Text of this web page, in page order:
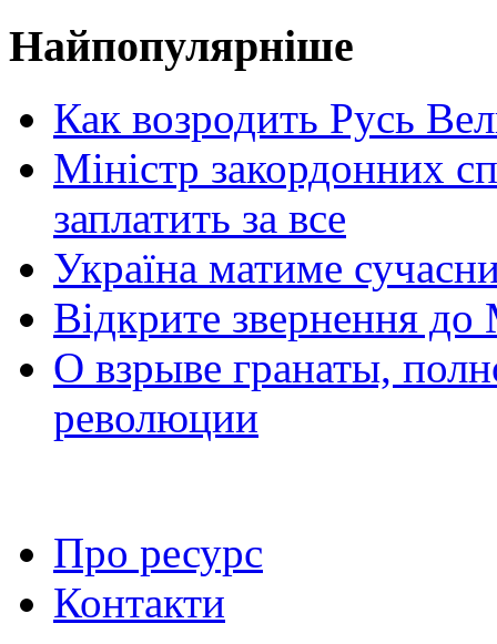
Найпопулярніше
Как возродить Русь
Міністр закордонних
заплатить за все
Україна матиме
Відкрите звернення
О взрыве гранаты,
революции
Про ресурс
Контакти